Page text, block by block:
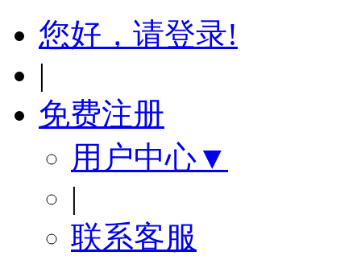
您好，请登录!
|
免费注册
用户中心▼
|
联系客服